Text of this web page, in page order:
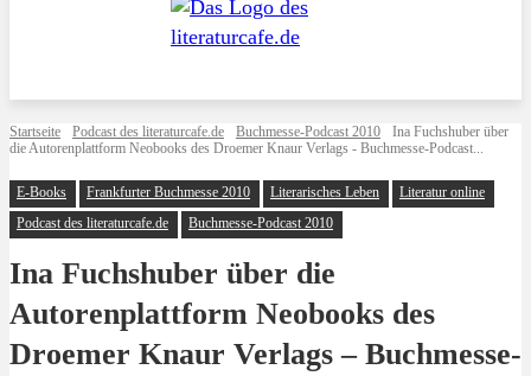
Startseite Podcast des literaturcafe.de Buchmesse-Podcast 2010
Ina Fuchshuber über
die Autorenplattform Neobooks des Droemer Knaur Verlags - Buchmesse-Podcast...
E-Books Frankfurter Buchmesse 2010 Literarisches Leben
Literatur online
Podcast des literaturcafe.de
Buchmesse-Podcast 2010
Ina Fuchshuber über die
Autorenplattform Neobooks des
Droemer Knaur Verlags – Buchmesse-